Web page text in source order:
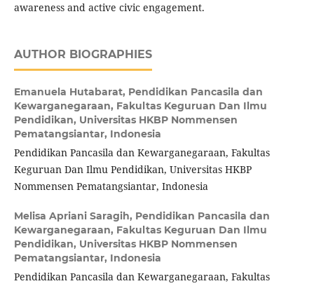
awareness and active civic engagement.
AUTHOR BIOGRAPHIES
Emanuela Hutabarat, Pendidikan Pancasila dan
Kewarganegaraan, Fakultas Keguruan Dan Ilmu
Pendidikan, Universitas HKBP Nommensen
Pematangsiantar, Indonesia
Pendidikan Pancasila dan Kewarganegaraan, Fakultas
Keguruan Dan Ilmu Pendidikan, Universitas HKBP
Nommensen Pematangsiantar, Indonesia
Melisa Apriani Saragih, Pendidikan Pancasila dan
Kewarganegaraan, Fakultas Keguruan Dan Ilmu
Pendidikan, Universitas HKBP Nommensen
Pematangsiantar, Indonesia
Pendidikan Pancasila dan Kewarganegaraan, Fakultas